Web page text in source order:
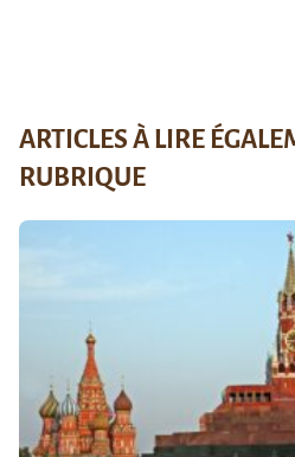
ARTICLES À LIRE
RUBRIQUE